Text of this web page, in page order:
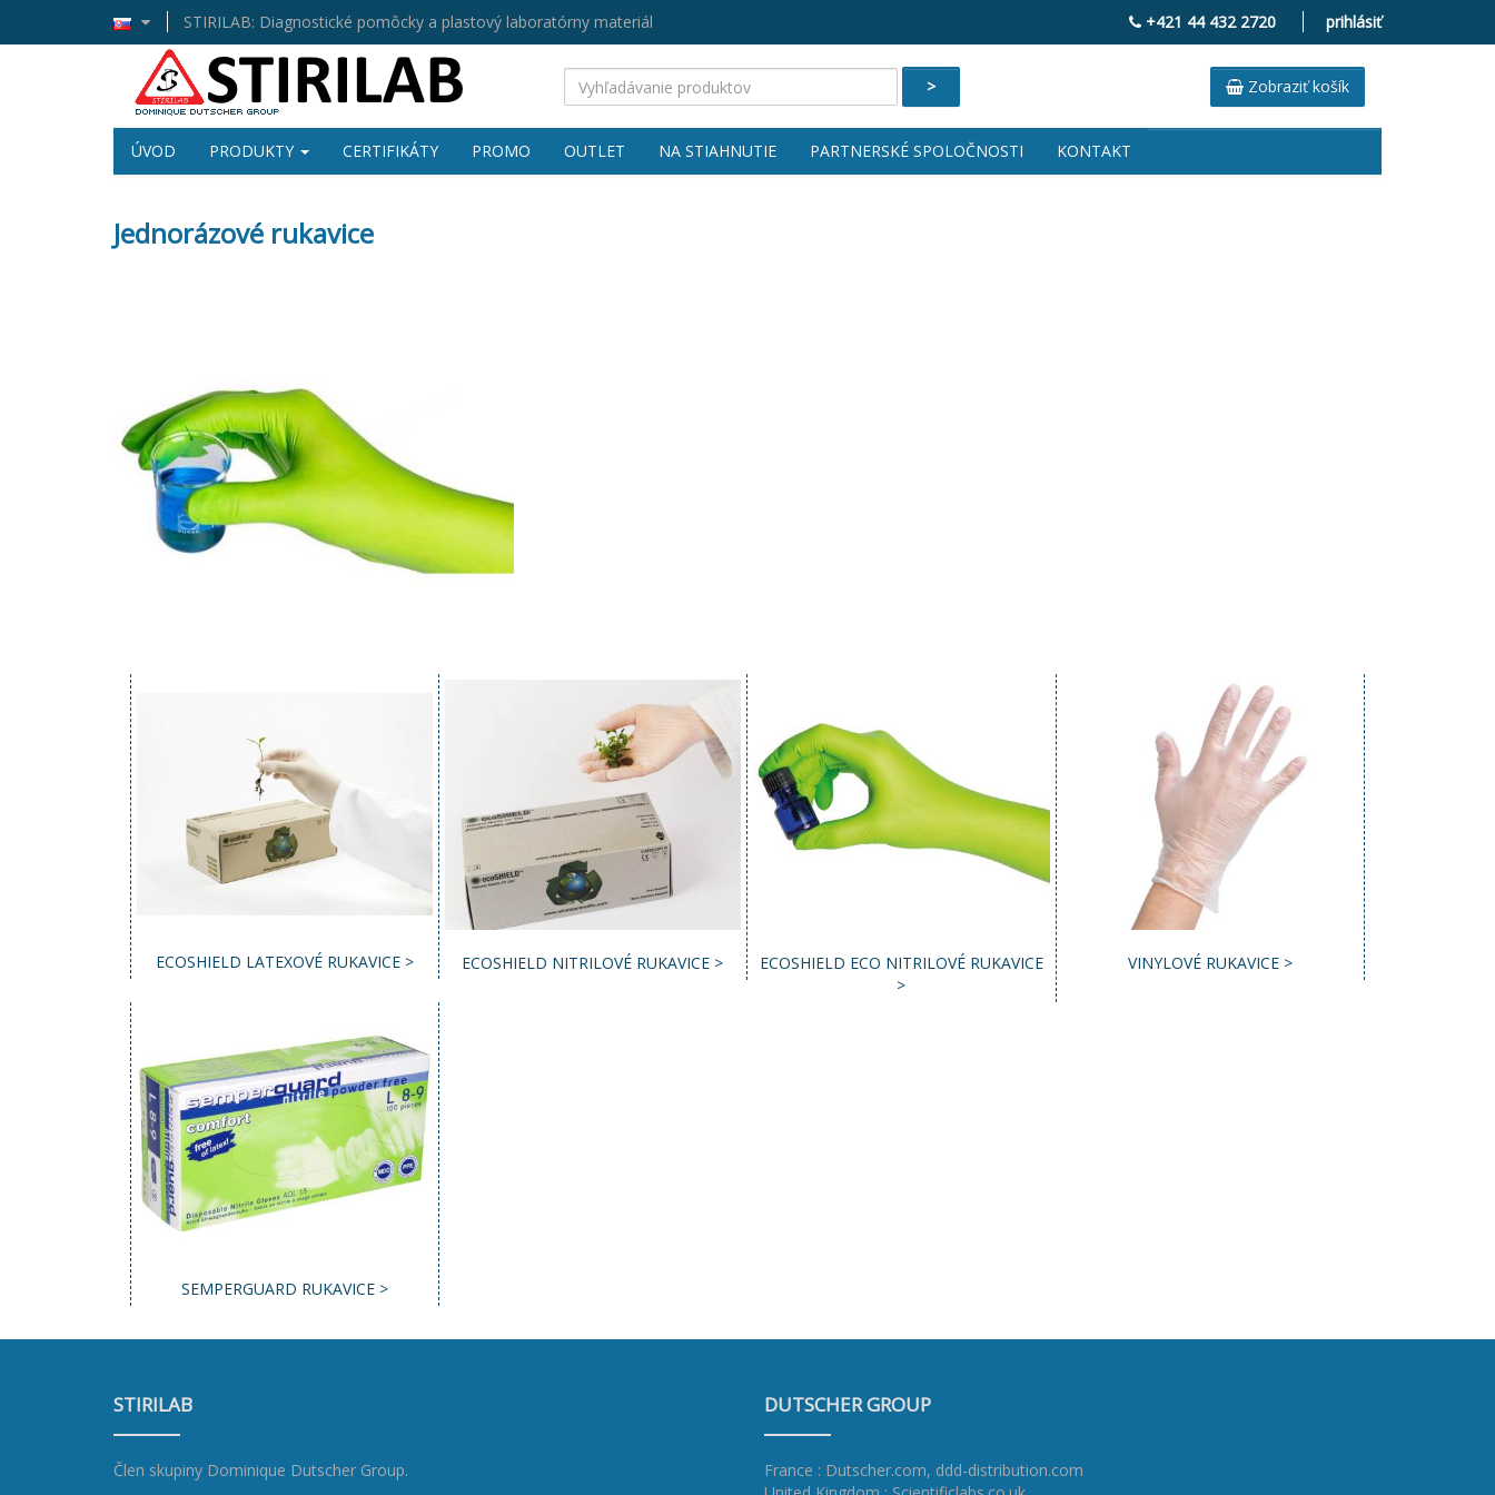
STIRILAB: Diagnostické pomôcky a plastový laboratórny materiál +421 44 432 2720 prihlásiť
> Zobraziť košík
ÚVOD PRODUKTY CERTIFIKÁTY PROMO OUTLET NA STIAHNUTIE PARTNERSKÉ SPOLOČNOSTI KONTAKT
Jednorázové rukavice
ECOSHIELD LATEXOVÉ RUKAVICE > ECOSHIELD NITRILOVÉ RUKAVICE >
ECOSHIELD ECO NITRILOVÉ RUKAVICE
>
VINYLOVÉ RUKAVICE >
SEMPERGUARD RUKAVICE >
STIRILAB
Člen skupiny Dominique Dutscher Group.
DUTSCHER GROUP
France : Dutscher.com, ddd-distribution.com